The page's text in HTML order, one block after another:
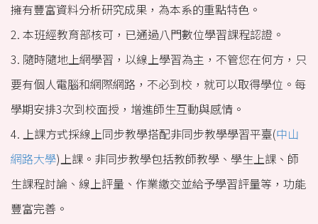
優異師資
教學特色
課程規劃
培育人才
學生活動
中山大學招生資訊
擁有豐富資料分析研究成果，為本系的重點特色。
2. 本班經教育部核可，已通過八門數位學習課程認證。
3. 隨時隨地上網學習，以線上學習為主，不管您在何方，只
要有個人電腦和網際網路，不必到校，就可以取得學位。每
學期安排3次到校面授，增進師生互動與感情。
4. 上課方式採線上同步教學搭配非同步教學學習平臺(中山
網路大學)上課。非同步教學包括教師教學、學生上課、師
生課程討論、線上評量、作業繳交並給予學習評量等，功能
豐富完善。